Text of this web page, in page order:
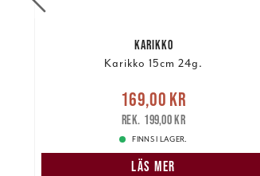
KARIKKO
Karikko 15cm 24g.
Nuvarande pris
Tidigare pris
169,00 kr
199,00 kr
FINNS I LAGER.
LÄS MER